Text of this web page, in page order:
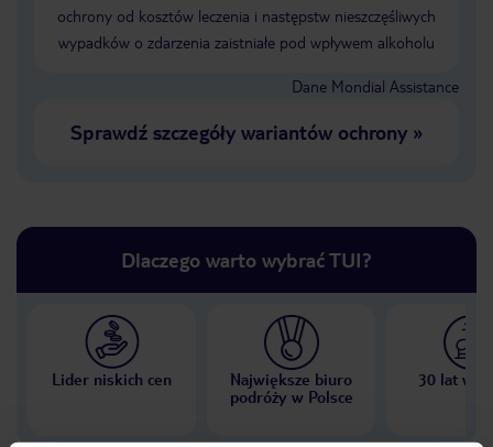
ochrony od kosztów leczenia i następstw nieszczęśliwych
wypadków o zdarzenia zaistniałe pod wpływem alkoholu
Dane Mondial Assistance
Sprawdź szczegóły wariantów ochrony»
Dlaczego warto wybrać TUI?
Lider niskich cen
Największe biuro
podróży w Polsce
30 lat w